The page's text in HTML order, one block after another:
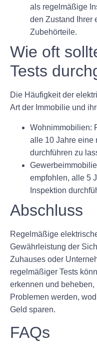
als regelmäßige
den Zustand Ihrer
Zubehörteile.
Wie oft
Tests
Die Häufigkeit der
Art der Immobilie und
Wohnimmobilien:
alle 10 Jahre eine
durchführen zu
empfohlen, alle 5
Inspektion
Abschluss
Regelmäßige
Gewährleistung der
Zuhauses oder
regelmäßiger Tests
erkennen und
Problemen werden,
Geld sparen.
FAQs